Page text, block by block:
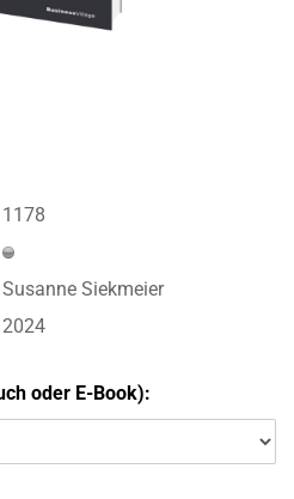
1178
Susanne Siekmeier
2024
oder E-Book):